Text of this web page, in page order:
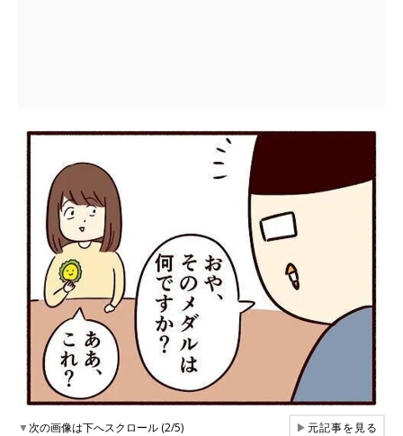
▼次の画像は下へスクロール (2/5) ▶元記事を見る